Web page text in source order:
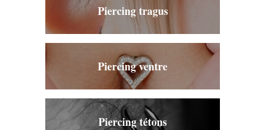
Piercing tragus
Piercing ventre
Piercing tétons